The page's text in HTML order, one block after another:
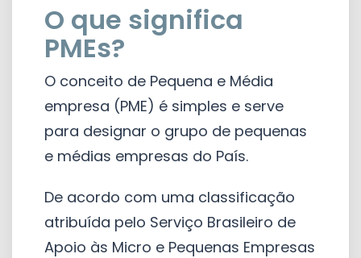
O que significa
PMEs?
O conceito de Pequena e Média
empresa (PME) é simples e serve
para designar o grupo de pequenas
e médias empresas do País.
De acordo com uma classificação
atribuída pelo Serviço Brasileiro de
Apoio às Micro e Pequenas Empresas